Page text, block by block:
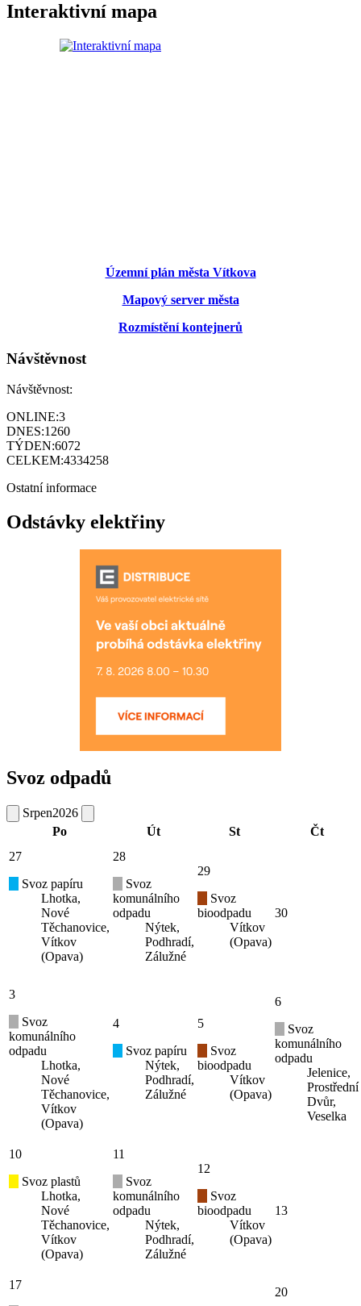
Interaktivní mapa
Územní plán města Vítkova
Mapový server města
Rozmístění kontejnerů
Návštěvnost
Návštěvnost:
ONLINE:3
DNES:1260
TÝDEN:6072
CELKEM:4334258
Ostatní informace
Odstávky elektřiny
Svoz odpadů
Srpen2026
Po
Út St
Čt
27
Svoz papíru
Lhotka,
Nové
Těchanovice,
Vítkov
(Opava)
28
Svoz
komunálního
odpadu
Nýtek,
Podhradí,
Zálužné
29
Svoz
bioodpadu
Vítkov
(Opava)
30
3
Svoz
komunálního
odpadu
Lhotka,
Nové
Těchanovice,
Vítkov
(Opava)
4
Svoz papíru
Nýtek,
Podhradí,
Zálužné
5
Svoz
bioodpadu
Vítkov
(Opava)
6
Svoz
komunálního
odpadu
Jelenice,
Prostřední
Dvůr,
Veselka
10
Svoz plastů
Lhotka,
Nové
Těchanovice,
Vítkov
(Opava)
11
Svoz
komunálního
odpadu
Nýtek,
Podhradí,
Zálužné
12
Svoz
bioodpadu
Vítkov
(Opava)
13
17
20